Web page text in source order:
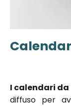
Vai
immagini
I calendari
diffuso per